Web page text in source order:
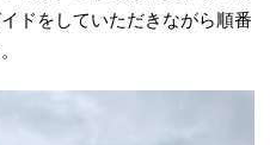
ドをしていただきながら順番